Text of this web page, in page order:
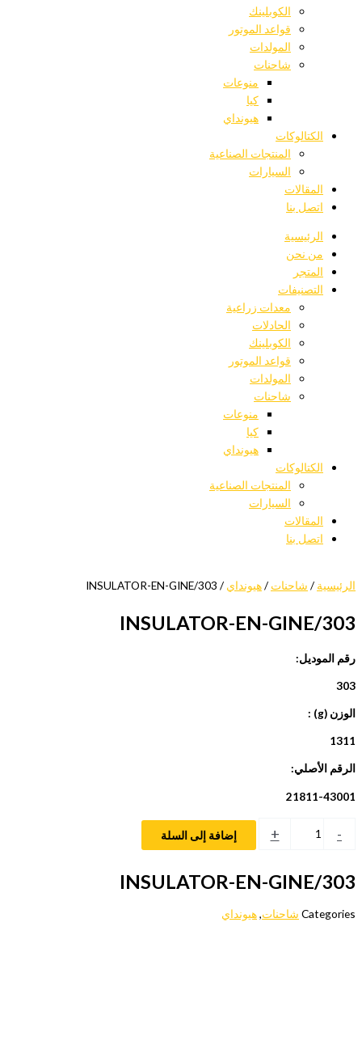
الكوبلينك
قواعد الموتور
المولدات
شاحنات
منوعات
كيا
هيونداي
الكتالوكات
المنتجات الصناعية
السيارات
المقالات
اتصل بنا
الرئيسية
من نحن
المتجر
التصنيفات
معدات زراعية
الحادلات
الكوبلينك
قواعد الموتور
المولدات
شاحنات
منوعات
كيا
هيونداي
الكتالوكات
المنتجات الصناعية
السيارات
المقالات
اتصل بنا
الرئيسية / شاحنات /هيونداي / 303/INSULATOR-EN-GINE
303/INSULATOR-EN-GINE
رقم الموديل:
303
الوزن (g) :
1311
الرقم الأصلي:
21811-43001
-
+ إضافة إلى السلة
303/INSULATOR-EN-GINE
Categories شاحنات,هيونداي